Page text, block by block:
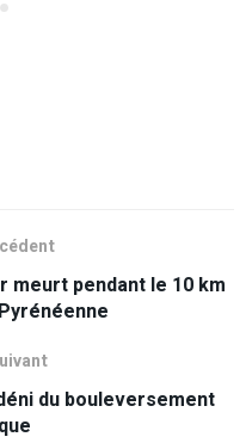
meurt pendant le 10 km
du bouleversement